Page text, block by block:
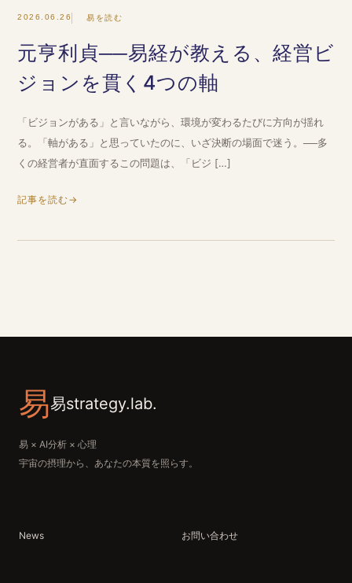
2026.06.26 易を読む
元亨利貞──易経が教える、経営ビ
ジョンを貫く4つの軸
「ビジョンがある」と言いながら、環境が変わるたびに方向が揺れ
る。「軸がある」と思っていたのに、いざ決断の場面で迷う。──多
くの経営者が直面するこの問題は、「ビジ […]
記事を読む→
易易strategy.lab.
易 × AI分析 × 心理
宇宙の摂理から、あなたの本質を照らす。
News お問い合わせ